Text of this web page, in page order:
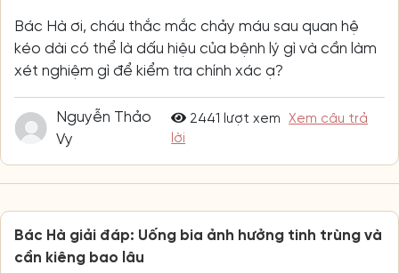
Bác Hà ơi, cháu thắc mắc chảy máu sau quan hệ
kéo dài có thể là dấu hiệu của bệnh lý gì và cần làm
xét nghiệm gì để kiểm tra chính xác ạ?
Nguyễn Thảo
Vy
2441 lượt xem
Xem câu trả
lời
Bác Hà giải đáp: Uống bia ảnh hưởng tinh trùng và
cần kiêng bao lâu